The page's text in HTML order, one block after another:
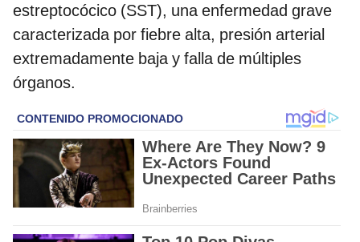
estreptocócico (SST), una enfermedad grave
caracterizada por fiebre alta, presión arterial
extremadamente baja y falla de múltiples
órganos.